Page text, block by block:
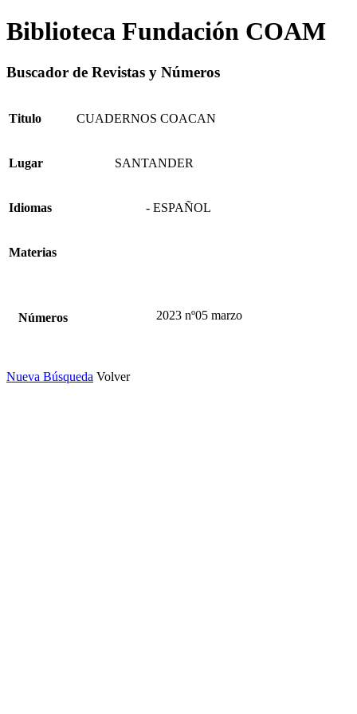
Biblioteca Fundación COAM
Buscador de Revistas y Números
Titulo CUADERNOS COACAN
Lugar SANTANDER
Idiomas - ESPAÑOL
Materias
Números 2023 nº05 marzo
Nueva Búsqueda Volver